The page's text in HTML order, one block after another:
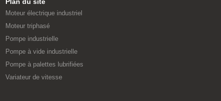
Moteur électrique industriel
Moteur triphasé
Pompe industrielle
Pompe à vide industrielle
Pompe à palettes lubrifiées
Variateur de vitesse